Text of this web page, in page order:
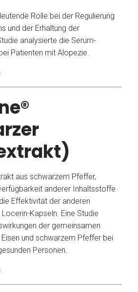
Rolle bei der Regulierung
und der Erhaltung der
analysierte die Serum-
Patienten mit Alopezie.
aus schwarzem Pfeffer,
anderer Inhaltsstoffe
Effektivität der anderen
Kapseln. Eine Studie
der gemeinsamen
und schwarzem Pfeffer bei
Personen.